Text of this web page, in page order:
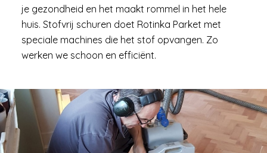
je gezondheid en het maakt rommel in het hele
huis. Stofvrij schuren doet Rotinka Parket met
speciale machines die het stof opvangen. Zo
werken we schoon en efficiënt.